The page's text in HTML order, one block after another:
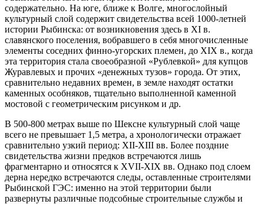
содержательно. На юге, ближе к Волге, многослойный
культурный слой содержит свидетельства всей 1000-летней
истории Рыбинска: от возникновения здесь в XI в.
славянского поселения, вобравшего в себя многочисленные
элементы соседних финно-угорских племен, до XIX в., когда
эта территория стала своеобразной «Рублевкой» для купцов
Журавлевых и прочих «денежных тузов» города. От этих,
сравнительно недавних времен, в земле находят остатки
каменных особняков, тщательно выполненной каменной
мостовой с геометрическим рисунком и др.
В 500-800 метрах выше по Шексне культурный слой чаще
всего не превышает 1,5 метра, а хронологически отражает
сравнительно узкий период: XII-XIII вв. Более поздние
свидетельства жизни предков встречаются лишь
фрагментарно и относятся к XVII-XIX вв. Однако под слоем
дерна нередко встречаются следы, оставленные строителями
Рыбинской ГЭС: именно на этой территории были
развернуты различные подсобные строительные службы и